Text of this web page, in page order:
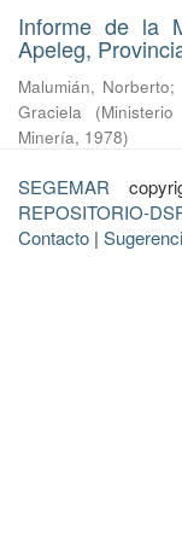
Informe de la
Apeleg,
Malumián, Norberto;
Graciela
(
Minería, 1978)
SEGEMAR
REPOSITORIO-
Contacto |